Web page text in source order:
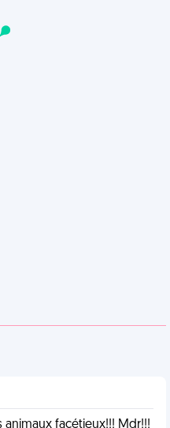
animaux facétieux!!! Mdr!!!